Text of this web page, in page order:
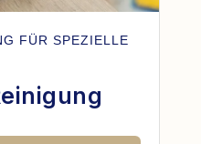
FÜR SPEZIELLE